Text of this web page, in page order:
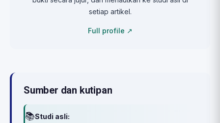
setiap artikel.
Full profile ↗
Sumber dan kutipan
📚Studi asli: